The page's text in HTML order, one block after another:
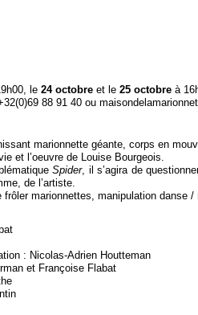
le 24 octobre et le 25 octobre à
88 91 40 ou
marionnette géante, corps en
et l’oeuvre de Louise Bourgeois.
Spider, il s’agira de
de l’artiste.
frôler marionnettes, manipulation danse
: Nicolas-Adrien Houtteman
et Françoise Flabat